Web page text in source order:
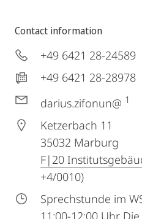
Contact information
+49 6421 28-24589
+49 6421 28-28978
darius.zifonun@ 1
Ketzerbach 11
35032 Marburg
F|20
+4/0010)
Sprechstunde im
11:00-12:00 Uhr